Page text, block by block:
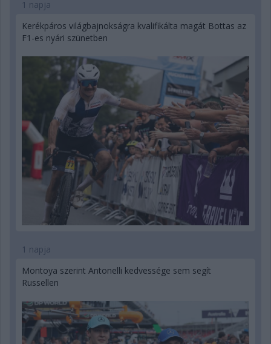
1 napja
Kerékpáros világbajnokságra kvalifikálta magát Bottas az
F1-es nyári szünetben
1 napja
Montoya szerint Antonelli kedvessége sem segít
Russellen